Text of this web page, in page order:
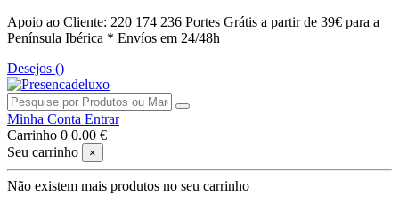
Apoio ao Cliente: 220 174 236 Portes Grátis a partir de 39€ para a
Península Ibérica * Envíos em 24/48h
Desejos ()
Minha Conta Entrar
Carrinho 0 0.00 €
Seu carrinho
×
Não existem mais produtos no seu carrinho